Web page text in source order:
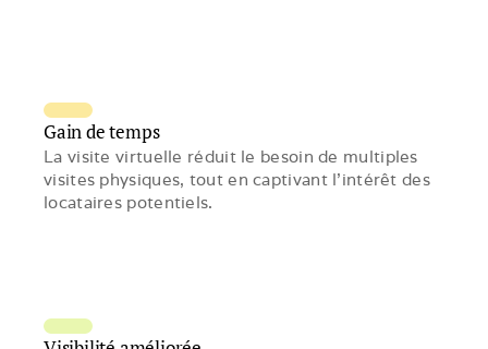
Gain de temps
La visite virtuelle réduit le besoin de multiples
visites physiques, tout en captivant l'intérêt des
locataires potentiels.